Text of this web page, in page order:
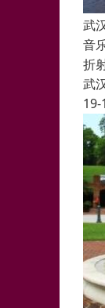
武
音
折
武
19-